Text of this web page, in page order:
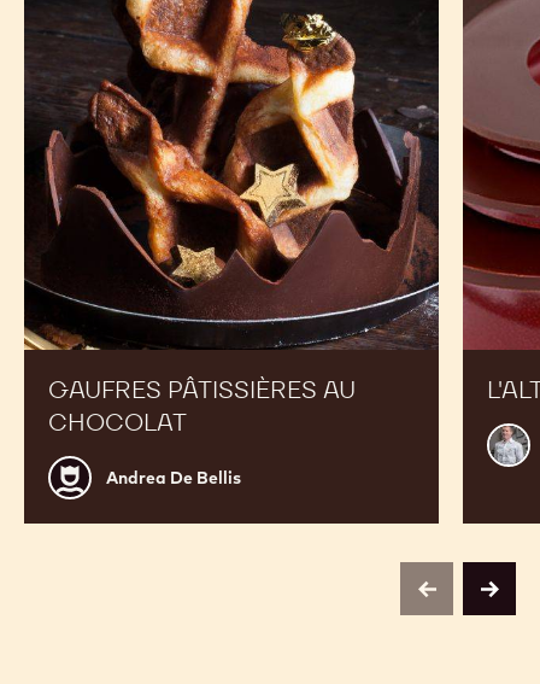
GAUFRES PÂTISSIÈRES AU
CHOCOLAT
Andrea
De
Bellis
Andrea De Bellis
chocolat
Diez
previousnext